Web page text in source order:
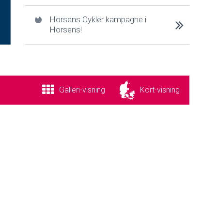
Horsens Cykler kampagne i
Horsens!
Galleri-visning Kort-visning